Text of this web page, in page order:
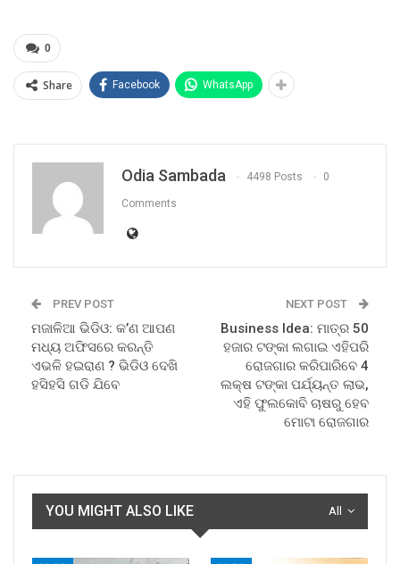
0
Share Facebook WhatsApp
Odia Sambada 4498 Posts 0
Comments
PREV POST
ମଜାଳିଆ ଭିଡିଓ: କ’ଣ ଆପଣ
ମଧ୍ୟ ଅଫିସରେ କରନ୍ତି
ଏଭଳି ହଇରାଣ ? ଭିଡିଓ ଦେଖି
ହସିହସି ଗଡି ଯିବେ
NEXT POST
Business Idea: ମାତ୍ର 50
ହଜାର ଟଙ୍କା ଲଗାଇ ଏହିପରି
ରୋଜଗାର କରିପାରିବେ 4
ଲକ୍ଷ ଟଙ୍କା ପର୍ଯ୍ୟନ୍ତ ଲାଭ,
ଏହି ଫୁଲକୋବି ଚାଷରୁ ହେବ
ମୋଟା ରୋଜଗାର
All
YOU MIGHT ALSO LIKE